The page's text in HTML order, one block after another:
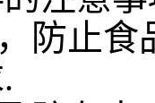
防止